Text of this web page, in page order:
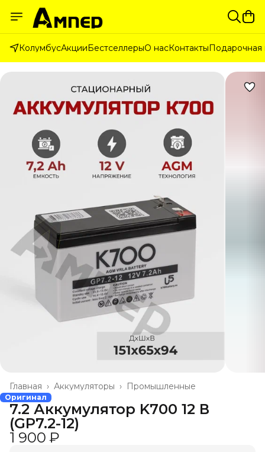
КолумбусАкцииБестселлерыО насКонтактыПодарочная
Промышленные
Аккумуляторы ›
Главная ›
Оригинал
7.2 Аккумулятор K700 12 В
(GP7.2-12)
1 900 ₽